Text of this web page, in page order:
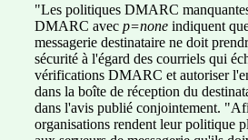
"Les politiques DMARC
DMARC avec p=none indiquent
messagerie destinataire ne doit
sécurité à l'égard des courriels qui
vérifications DMARC et autoriser
dans la boîte de réception du
dans l'avis publié conjointement.
organisations rendent leur politique